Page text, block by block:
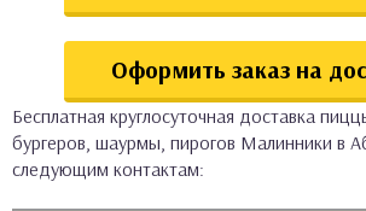
Оформить заказ на
Бесплатная круглосуточная доставка
бургеров, шаурмы, пирогов Малинники в
следующим контактам: